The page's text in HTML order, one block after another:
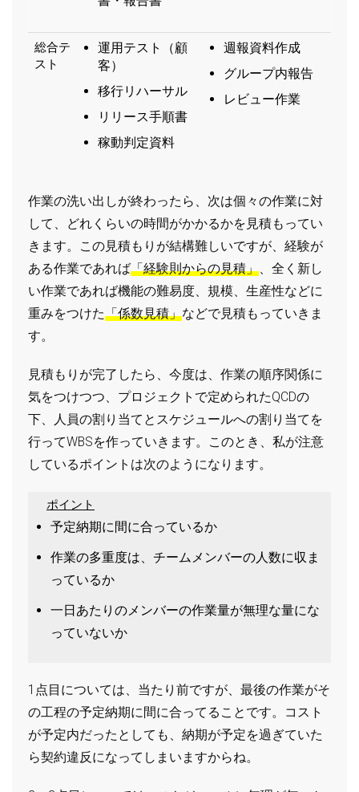
総合テ
スト
運用テスト（顧
客）
移行リハーサル
リリース手順書
稼動判定資料
週報資料作成
グループ内報告
レビュー作業
作業の洗い出しが終わったら、次は個々の作業に対
して、どれくらいの時間がかかるかを見積もってい
きます。この見積もりが結構難しいですが、経験が
ある作業であれば「経験則からの見積」、全く新し
い作業であれば機能の難易度、規模、生産性などに
重みをつけた「係数見積」などで見積もっていきま
す。
見積もりが完了したら、今度は、作業の順序関係に
気をつけつつ、プロジェクトで定められたQCDの
下、人員の割り当てとスケジュールへの割り当てを
行ってWBSを作っていきます。このとき、私が注意
しているポイントは次のようになります。
ポイント
予定納期に間に合っているか
作業の多重度は、チームメンバーの人数に収ま
っているか
一日あたりのメンバーの作業量が無理な量にな
っていないか
1点目については、当たり前ですが、最後の作業がそ
の工程の予定納期に間に合ってることです。コスト
が予定内だったとしても、納期が予定を過ぎていた
ら契約違反になってしまいますからね。